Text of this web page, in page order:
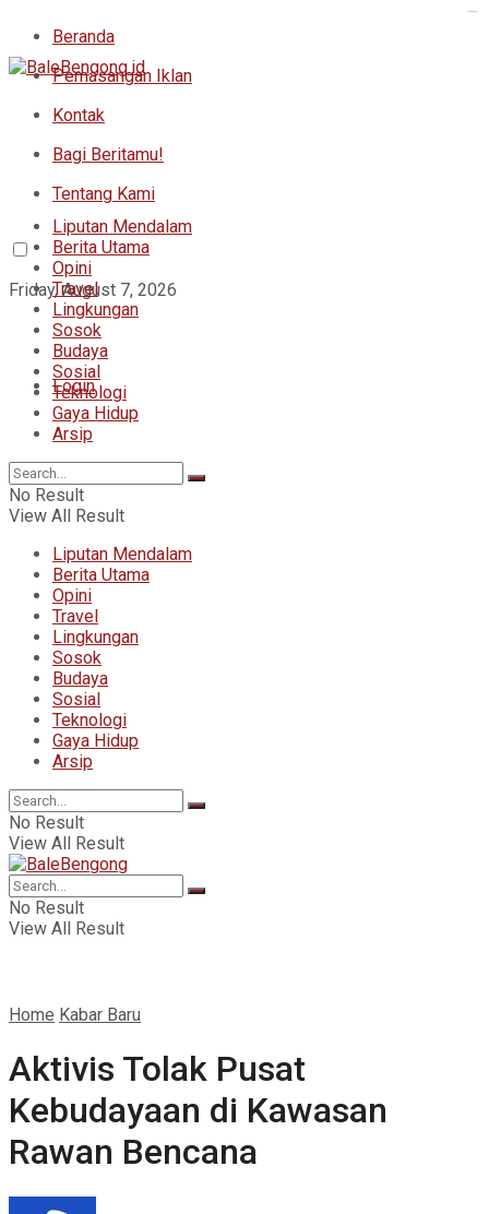
Beranda
Pemasangan Iklan
Kontak
Bagi Beritamu!
Tentang Kami
Friday, August 7, 2026
Login
Liputan Mendalam
Berita Utama
Opini
Travel
Lingkungan
Sosok
Budaya
Sosial
Teknologi
Gaya Hidup
Arsip
No Result
View All Result
Liputan Mendalam
Berita Utama
Opini
Travel
Lingkungan
Sosok
Budaya
Sosial
Teknologi
Gaya Hidup
Arsip
No Result
View All Result
No Result
View All Result
Home Kabar Baru
Aktivis Tolak Pusat
Kebudayaan di Kawasan
Rawan Bencana